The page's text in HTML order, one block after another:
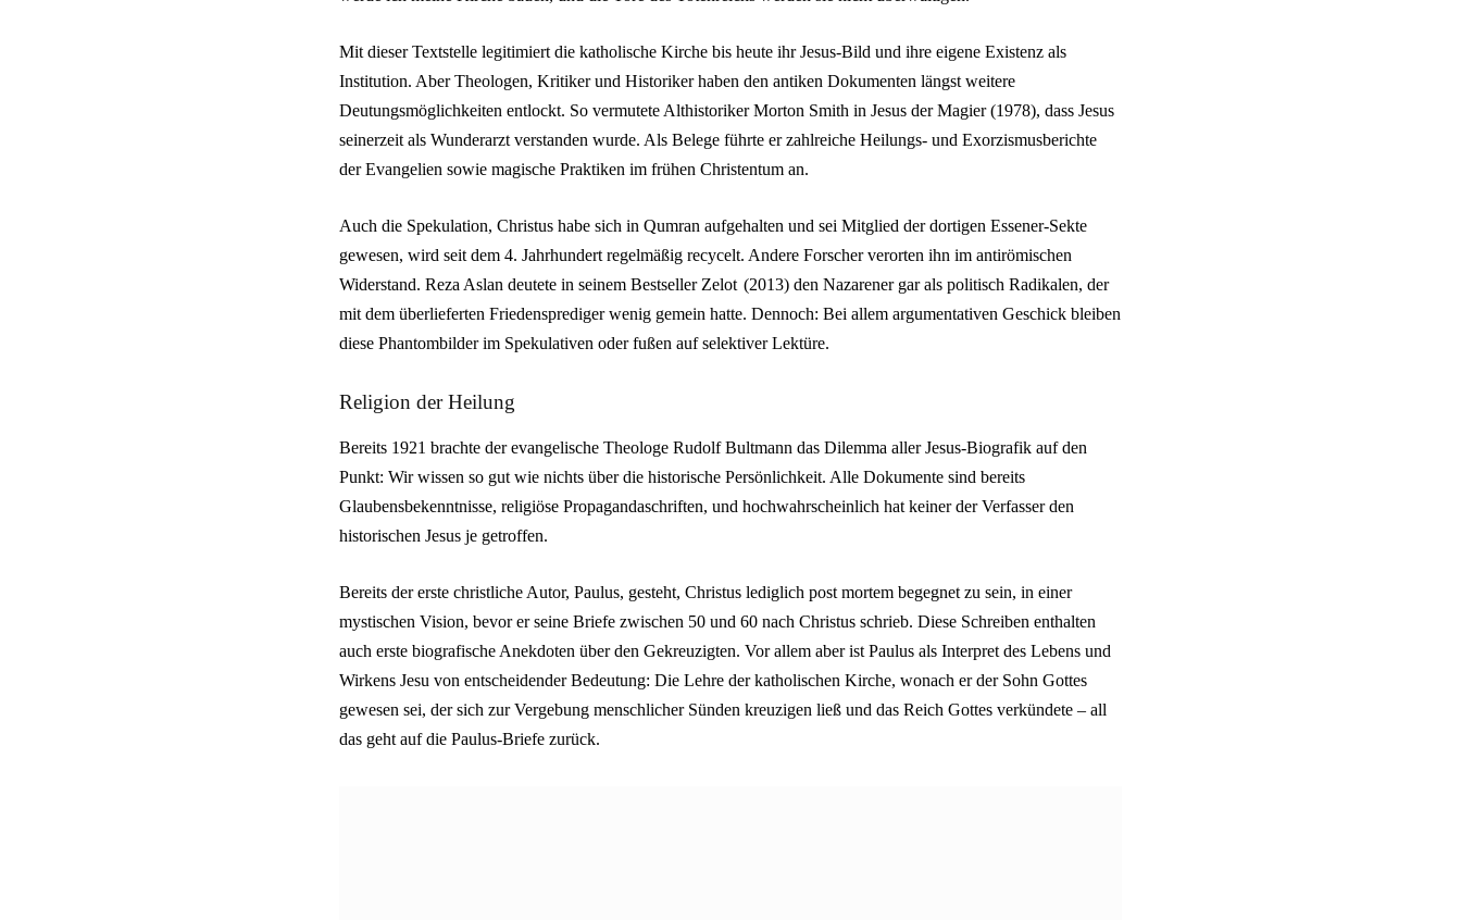
Mit dieser Textstelle legitimiert die katholische Kirche bis heute ihr Jesus-Bild und ihre eigene Existenz als
Institution. Aber Theologen, Kritiker und Historiker haben den antiken Dokumenten längst weitere
Deutungsmöglichkeiten entlockt. So vermutete Althistoriker Morton Smith in Jesus der Magier (1978), dass Jesus
seinerzeit als Wunderarzt verstanden wurde. Als Belege führte er zahlreiche Heilungs- und Exorzismusberichte
der Evangelien sowie magische Praktiken im frühen Christentum an.
Auch die Spekulation, Christus habe sich in Qumran aufgehalten und sei Mitglied der dortigen Essener-Sekte
gewesen, wird seit dem 4. Jahrhundert regelmäßig recycelt. Andere Forscher verorten ihn im antirömischen
Widerstand. Reza Aslan deutete in seinem Bestseller Zelot (2013) den Nazarener gar als politisch Radikalen, der
mit dem überlieferten Friedensprediger wenig gemein hatte. Dennoch: Bei allem argumentativen Geschick bleiben
diese Phantombilder im Spekulativen oder fußen auf selektiver Lektüre.
Religion der Heilung
Bereits 1921 brachte der evangelische Theologe Rudolf Bultmann das Dilemma aller Jesus-Biografik auf den
Punkt: Wir wissen so gut wie nichts über die historische Persönlichkeit. Alle Dokumente sind bereits
Glaubensbekenntnisse, religiöse Propagandaschriften, und hochwahrscheinlich hat keiner der Verfasser den
historischen Jesus je getroffen.
Bereits der erste christliche Autor, Paulus, gesteht, Christus lediglich post mortem begegnet zu sein, in einer
mystischen Vision, bevor er seine Briefe zwischen 50 und 60 nach Christus schrieb. Diese Schreiben enthalten
auch erste biografische Anekdoten über den Gekreuzigten. Vor allem aber ist Paulus als Interpret des Lebens und
Wirkens Jesu von entscheidender Bedeutung: Die Lehre der katholischen Kirche, wonach er der Sohn Gottes
gewesen sei, der sich zur Vergebung menschlicher Sünden kreuzigen ließ und das Reich Gottes verkündete – all
das geht auf die Paulus-Briefe zurück.